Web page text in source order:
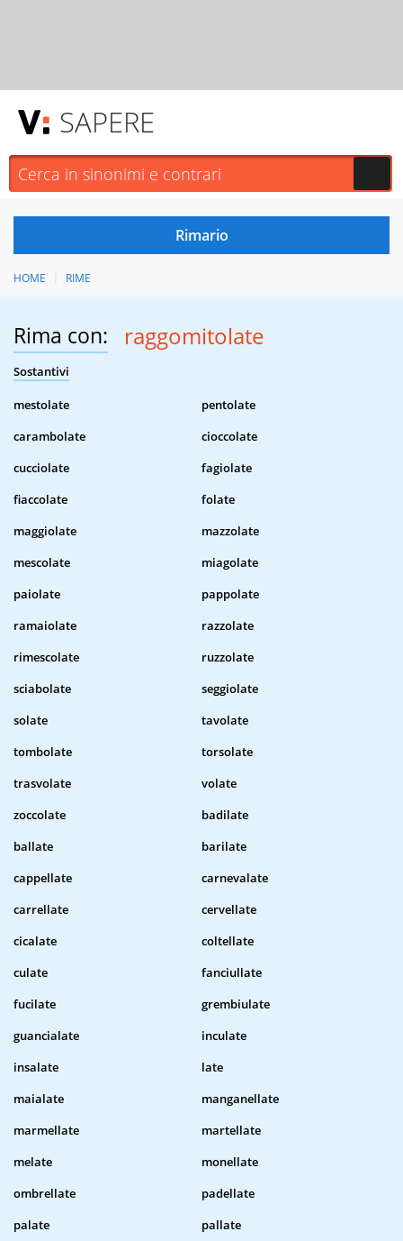
SAPERE
HOME RIME
Rima con: raggomitolate
Sostantivi
mestolate
pentolate
carambolate
cioccolate
cucciolate
fagiolate
fiaccolate
folate
maggiolate
mazzolate
mescolate
miagolate
paiolate
pappolate
ramaiolate
razzolate
rimescolate
ruzzolate
sciabolate
seggiolate
solate
tavolate
tombolate
torsolate
trasvolate
volate
zoccolate
badilate
ballate
barilate
cappellate
carnevalate
carrellate
cervellate
cicalate
coltellate
culate
fanciullate
fucilate
grembiulate
guancialate
inculate
insalate
late
maialate
manganellate
marmellate
martellate
melate
monellate
ombrellate
padellate
palate
pallate